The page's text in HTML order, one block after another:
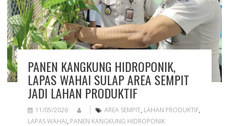
PANEN KANGKUNG HIDROPONIK,
LAPAS WAHAI SULAP AREA SEMPIT
JADI LAHAN PRODUKTIF
11/05/2026 AREA SEMPIT, LAHAN PRODUKTIF,
LAPAS WAHAI, PANEN KANGKUNG HIDROPONIK